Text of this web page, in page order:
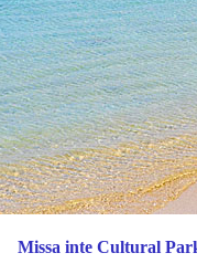
Missa inte Cultural